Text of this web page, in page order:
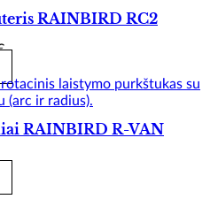
RAINBIRD RC2
Price
155,00 €
through
RAINBIRD R-VAN